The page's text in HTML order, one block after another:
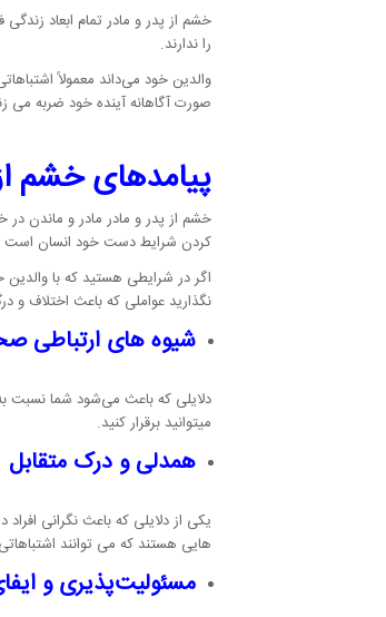
خشم از پدر و مادر تمام ابعاد
را ندارند.
والدین خود می‌داند معمولاً
صورت آگاهانه آینده خود ضربه می
پیامدهای خشم
خشم از پدر و مادر مادر و ماندن
کردن شرایط دست خود انسان است
اگر در شرایطی هستید که با
نگذارید عواملی که باعث اختلاف
شیوه های ارتباطی
دلایلی که باعث می‌شود شما نسبت به
میتوانید برقرار کنید.
همدلی و درک متقابل
یکی از دلایلی که باعث نگرانی
هایی هستند که می توانند
مسئولیت‌پذیری و